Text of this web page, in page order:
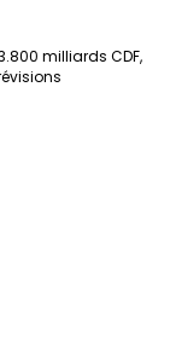
milliards CDF,